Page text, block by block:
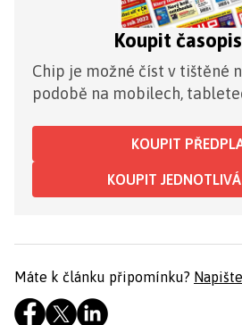
Koupit
Chip je možné číst v tištěné
podobě na mobilech,
KOUPIT
KOUPIT
Máte k článku připomínku?